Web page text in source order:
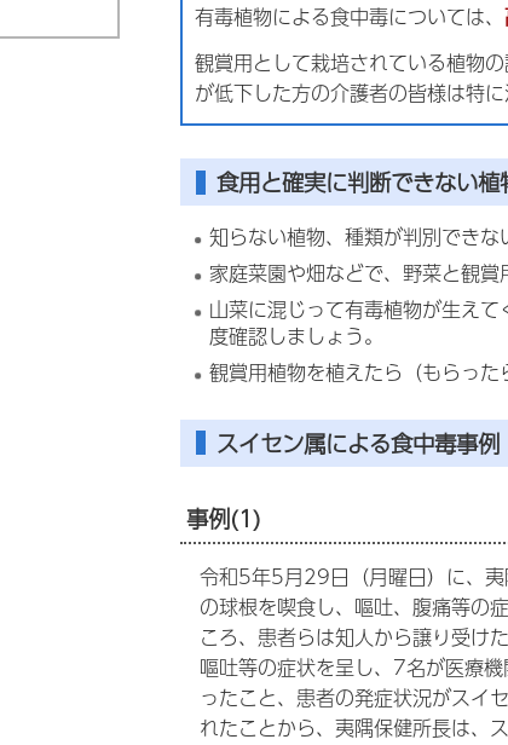
有毒植物による食中毒については、
観賞用として栽培されている植物
が低下した方の介護者の皆様は特に
食用と確実に判断できない
知らない植物、種類が判別できな
家庭菜園や畑などで、野菜と観賞
山菜に混じって有毒植物が生え
度確認しましょう。
観賞用植物を植えたら（もらった
スイセン属による食中毒事例
事例(1)
令和5年5月29日（月曜日）に、
の球根を喫食し、嘔吐、腹痛等の
ころ、患者らは知人から譲り受け
嘔吐等の症状を呈し、7名が医療
ったこと、患者の発症状況がスイ
れたことから、夷隅保健所長は、